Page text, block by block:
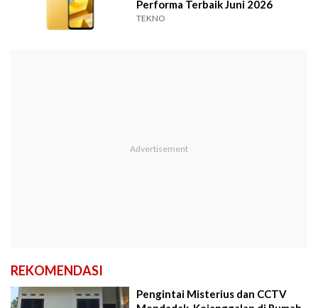
Performa Terbaik Juni 2026
TEKNO
REKOMENDASI
Pengintai Misterius dan CCTV